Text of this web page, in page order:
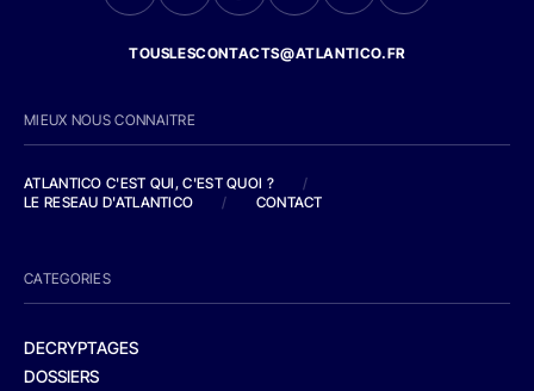
TOUSLESCONTACTS@ATLANTICO.FR
MIEUX NOUS CONNAITRE
ATLANTICO C'EST QUI, C'EST QUOI ?
/
LE RESEAU D'ATLANTICO
/ CONTACT
CATEGORIES
DECRYPTAGES
DOSSIERS